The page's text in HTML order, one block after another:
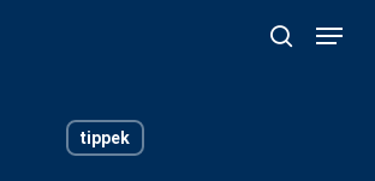
search
Menu
tippek